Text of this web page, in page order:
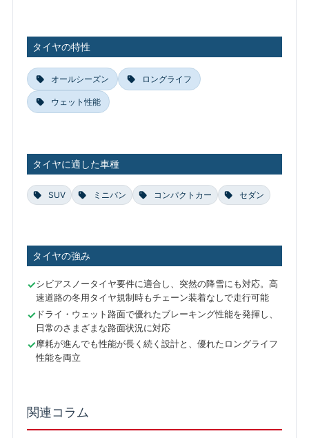
タイヤの特性
オールシーズン ロングライフ
ウェット性能
タイヤに適した車種
SUV ミニバン コンパクトカー セダン
タイヤの強み
シビアスノータイヤ要件に適合し、突然の降雪にも対応。高
速道路の冬用タイヤ規制時もチェーン装着なしで走行可能
ドライ・ウェット路面で優れたブレーキング性能を発揮し、
日常のさまざまな路面状況に対応
摩耗が進んでも性能が長く続く設計と、優れたロングライフ
性能を両立
関連コラム